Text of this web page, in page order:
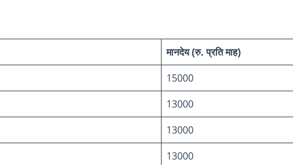
मानदेय (रु. प्रति माह)
15000
13000
13000
13000